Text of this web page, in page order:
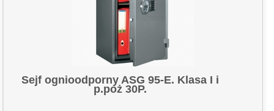
Sejf ognioodporny ASG 95-E. Klasa I i
p.poż 30P.